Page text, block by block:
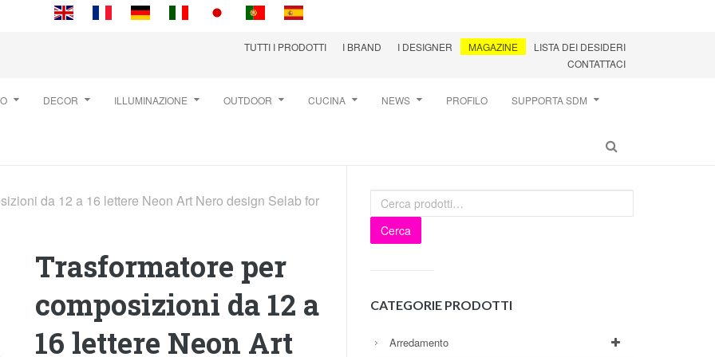
TUTTI I PRODOTTI I BRAND I DESIGNER MAGAZINE
LISTA DEI DESIDERI
CONTATTACI
DECOR ILLUMINAZIONE OUTDOOR CUCINA NEWS PROFILO SUPPORTA SDM
da 12 a 16 lettere Neon Art Nero design Selab for
Trasformatore per
composizioni da 12 a
16 lettere Neon Art
Cerca
CATEGORIE PRODOTTI
Arredamento